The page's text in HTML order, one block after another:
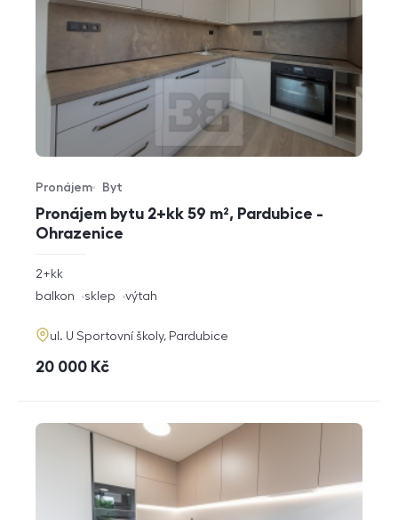
Pronájem bytu 2+kk 59 m², Pardubice -
Ohrazenice
Typ nabídky
Pronájem
Typ nemovitosti
Byt
rozměry
dispozice
2+kk
funkce
balkon sklep výtah
adresa
ul. U Sportovní školy, Pardubice
cena
20 000 Kč